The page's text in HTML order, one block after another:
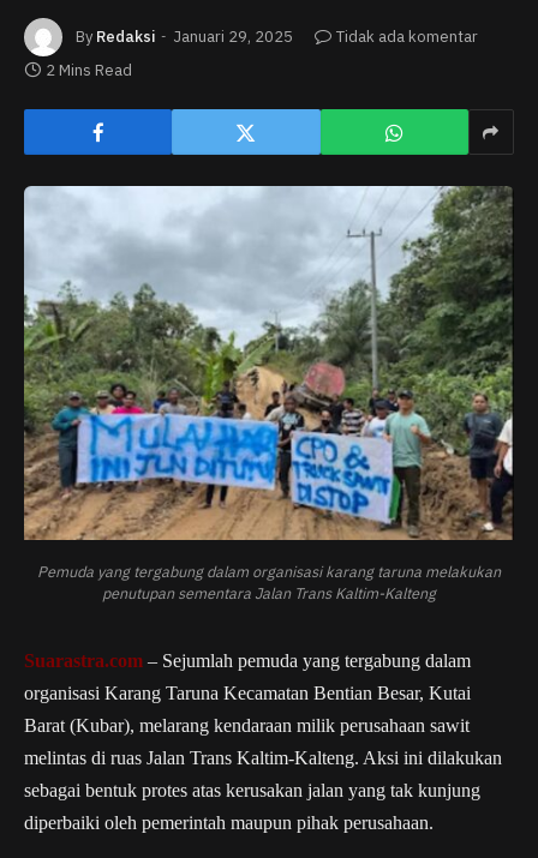
By Redaksi Januari 29, 2025
Tidak ada komentar
2 Mins Read
Pemuda yang tergabung dalam organisasi karang taruna melakukan
penutupan sementara Jalan Trans Kaltim-Kalteng
Suarastra.com – Sejumlah pemuda yang tergabung dalam
organisasi Karang Taruna Kecamatan Bentian Besar, Kutai
Barat (Kubar), melarang kendaraan milik perusahaan sawit
melintas di ruas Jalan Trans Kaltim-Kalteng. Aksi ini dilakukan
sebagai bentuk protes atas kerusakan jalan yang tak kunjung
diperbaiki oleh pemerintah maupun pihak perusahaan.